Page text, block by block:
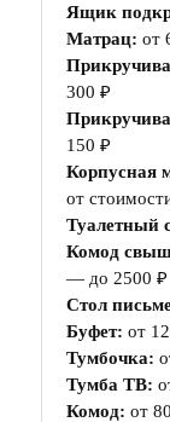
Ящик
Матрац: от
300 ₽
150 ₽
Корпусная
от
Туалетный
Комод
— до 2500 ₽
Стол
Буфет: от
Тумбочка:
Тумба ТВ:
Комод: от